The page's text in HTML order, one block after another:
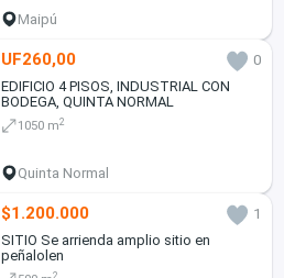
Maipú
UF260,00
0
EDIFICIO 4 PISOS, INDUSTRIAL CON
BODEGA, QUINTA NORMAL
1050 m2
Quinta Normal
$1.200.000
1
SITIO Se arrienda amplio sitio en
peñalolen
2